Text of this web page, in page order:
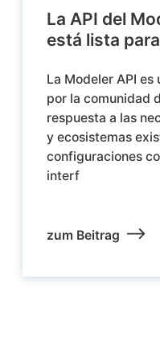
La API del
está lista
La Modeler API
por la comunidad
respuesta a las
y ecosistemas
configuraciones
interf
zum Beitrag